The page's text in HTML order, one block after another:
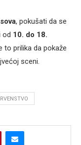
, pokušati da se
od 10. do 18.
to prilika da pokaže
sceni.